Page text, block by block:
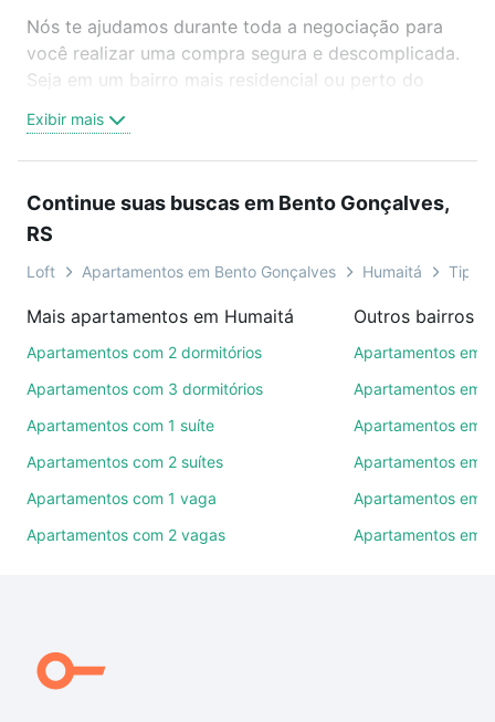
Nós te ajudamos durante toda a negociação para
você realizar uma compra segura e descomplicada.
Seja em um bairro mais residencial ou perto do
oferta ideal de Apartamentos à venda em Humaitá,
Bento Gonçalves, RS para conquistar seu sonho.
é grátis, sem compromisso e você ainda conta com
mais de 46 mil corretores e imobiliárias te ajudando
na compra, venda ou troca de imóveis.
Como escolher um imóvel?
Use barra de busca no topo para pesquisar por
ruas, bairros e até condomínios favoritos. Você
quartos, suítes, com ou sem vaga de garagem para
combinar perfeitamente com o preço, metragem e
comodidades, como piscina, academia, salão de
festas ou área verde e encontrar Apartamentos à
venda em Humaitá, Bento Gonçalves, RS ideal para
Aqui na Loft temos a oferta ideal para você, com
Exibir mais
Continue suas buscas em Bento Gonçalves,
RS
Loft Apartamentos em Bento Gonçalves Humaitá Tipo
Mais apartamentos em Humaitá
Apartamentos com 2 dormitórios
Apartamentos com 3 dormitórios
Apartamentos com 1 suíte
Apartamentos com 2 suítes
Apartamentos com 1 vaga
Apartamentos com 2 vagas
Apartamentos em
Apartamentos em
Apartamentos em
Apartamentos em
Apartamentos em
Apartamentos em